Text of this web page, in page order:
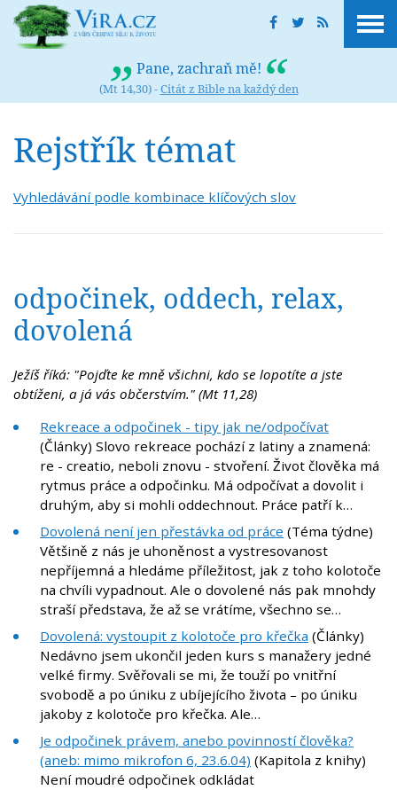
Pane, zachraň mě!
(Mt 14,30) -Citát z Bible na každý den
Rejstřík témat
Vyhledávání podle kombinace klíčových slov
odpočinek, oddech, relax,
dovolená
Ježíš říká: "Pojďte ke mně všichni, kdo se lopotíte a jste
obtíženi, a já vás občerstvím." (Mt 11,28)
Rekreace a odpočinek - tipy jak ne/odpočívat
(Články) Slovo rekreace pochází z latiny a znamená:
re - creatio, neboli znovu - stvoření. Život člověka má
rytmus práce a odpočinku. Má odpočívat a dovolit i
druhým, aby si mohli oddechnout. Práce patří k…
Dovolená není jen přestávka od práce (Téma týdne)
Většině z nás je uhoněnost a vystresovanost
nepříjemná a hledáme příležitost, jak z toho kolotoče
na chvíli vypadnout. Ale o dovolené nás pak mnohdy
straší představa, že až se vrátíme, všechno se…
Dovolená: vystoupit z kolotoče pro křečka (Články)
Nedávno jsem ukončil jeden kurs s manažery jedné
velké firmy. Svěřovali se mi, že touží po vnitřní
svobodě a po úniku z ubíjejícího života – po úniku
jakoby z kolotoče pro křečka. Ale…
Je odpočinek právem, anebo povinností člověka?
(aneb: mimo mikrofon 6, 23.6.04) (Kapitola z knihy)
Není moudré odpočinek odkládat